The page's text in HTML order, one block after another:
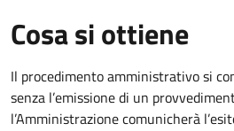
Cosa si ottiene
Il procedimento amministrativo si
senza l’emissione di un
l’Amministrazione comunicherà